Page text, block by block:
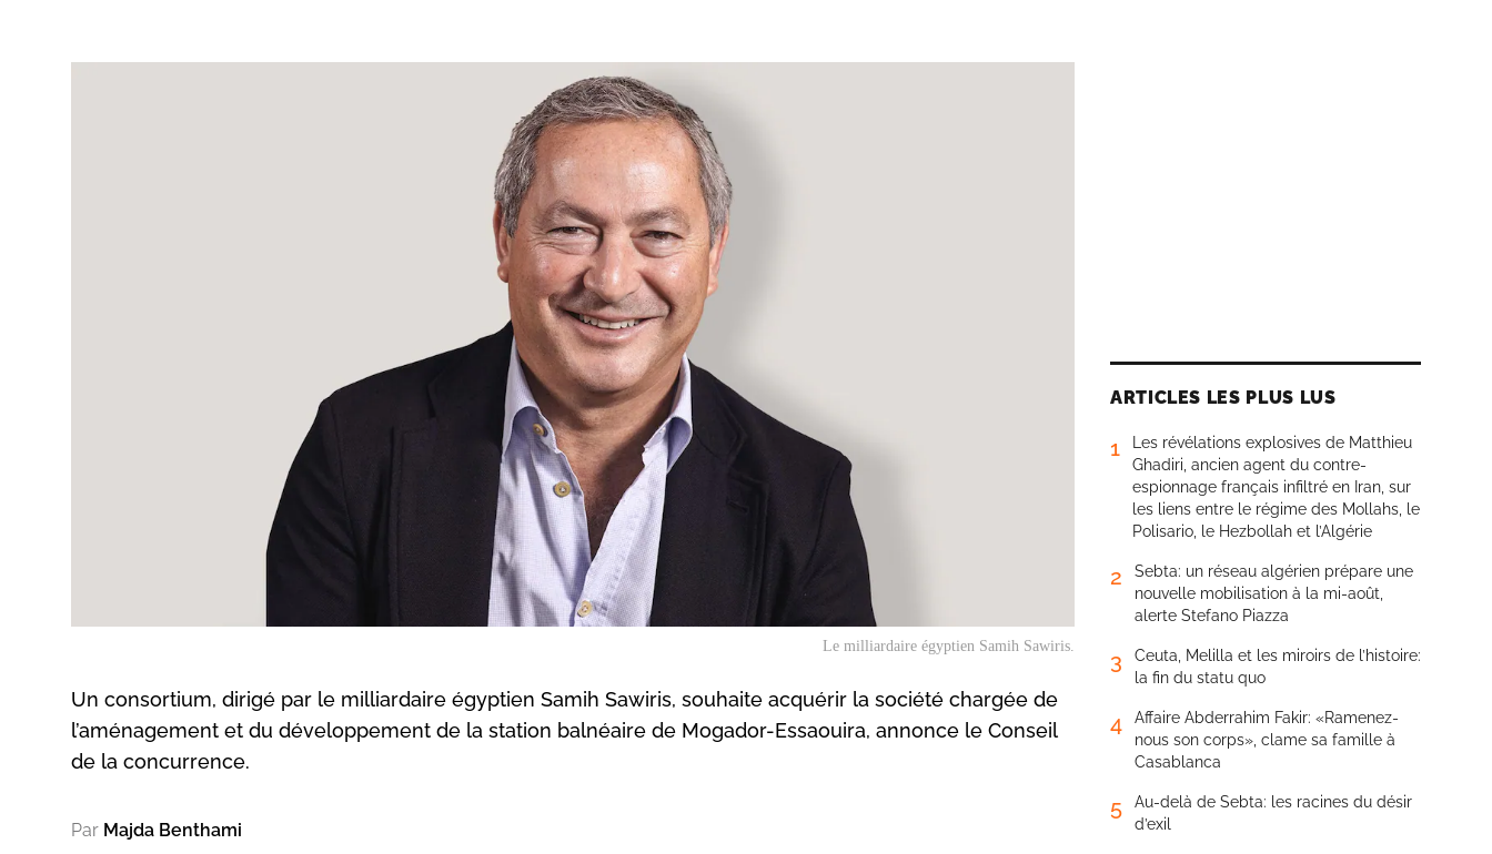
Le milliardaire égyptien Samih Sawiris.
Un consortium, dirigé par le milliardaire égyptien Samih Sawiris, souhaite acquérir la société chargée de
l’aménagement et du développement de la station balnéaire de Mogador-Essaouira, annonce le Conseil
de la concurrence.
Par Majda Benthami
ARTICLES LES PLUS LUS
1
Les révélations explosives de Matthieu
Ghadiri, ancien agent du contre-
espionnage français infiltré en Iran, sur
les liens entre le régime des Mollahs, le
Polisario, le Hezbollah et l’Algérie
2
Sebta: un réseau algérien prépare une
nouvelle mobilisation à la mi-août,
alerte Stefano Piazza
3
Ceuta, Melilla et les miroirs de l’histoire:
la fin du statu quo
4
Affaire Abderrahim Fakir: «Ramenez-
nous son corps», clame sa famille à
Casablanca
5
Au-delà de Sebta: les racines du désir
d’exil